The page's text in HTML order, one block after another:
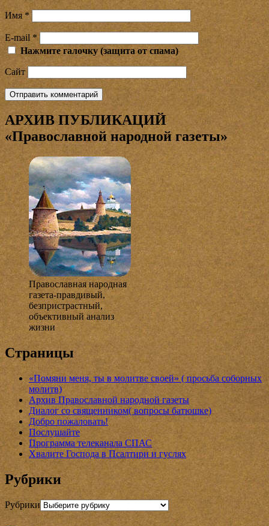
Имя *
E-mail *
Нажмите галочку (защита от спама)
Сайт
АРХИВ ПУБЛИКАЦИЙ
«Православной народной газеты»
Православная народная
газета-правдивый,
безпристрастный,
объективный анализ
жизни
Страницы
«Помяни меня, ты в молитве своей» ( просьба соборных
молитв)
Архив Православной народной газеты
Диалог со священником( вопросы батюшке)
Добро пожаловать!
Послушайте
Программа телеканала СПАС
Хвалите Господа в Псалтири и гуслях
Рубрики
Рубрики